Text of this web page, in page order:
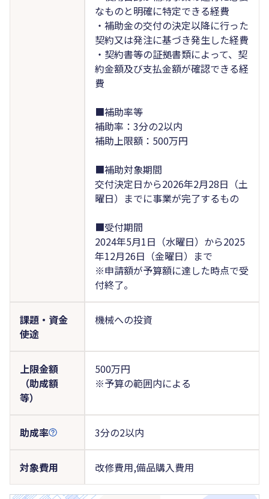
なものと明確に特定できる経費
・補助金の交付の決定以降に行った
契約又は発注に基づき発生した経費
・契約書等の証拠書類によって、契
約金額及び支払金額が確認できる経
費
■補助率等
補助率：3分の2以内
補助上限額：500万円
■補助対象期間
交付決定日から2026年2月28日（土
曜日）までに事業が完了するもの
■受付期間
2024年5月1日（水曜日）から2025
年12月26日（金曜日）まで
※申請額が予算額に達した時点で受
付終了。
課題・資金
使途
機械への投資
上限金額
（助成額
等）
500万円
※予算の範囲内による
助成率 3分の2以内
対象費用 改修費用,備品購入費用